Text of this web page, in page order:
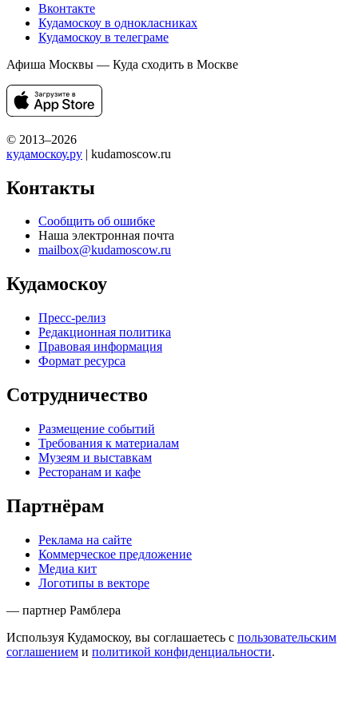
Вконтакте
Кудамоскоу в однокласниках
Кудамоскоу в телеграме
Афиша Москвы — Куда сходить в Москве
© 2013–2026
кудамоскоу.ру | kudamoscow.ru
Контакты
Сообщить об ошибке
Наша электронная почта
mailbox@kudamoscow.ru
Кудамоскоу
Пресс-релиз
Редакционная политика
Правовая информация
Формат ресурса
Сотрудничество
Размещение событий
Требования к материалам
Музеям и выставкам
Ресторанам и кафе
Партнёрам
Реклама на сайте
Коммерческое предложение
Медиа кит
Логотипы в векторе
— партнер Рамблера
Используя Кудамоскоу, вы соглашаетесь с пользовательским
соглашением и политикой конфиденциальности.